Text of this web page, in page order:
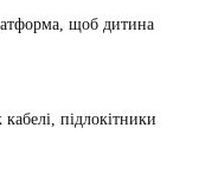
щоб дитина
підлокітники